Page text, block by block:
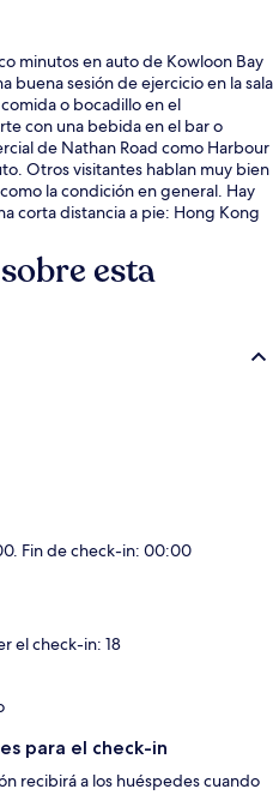
minutos en auto de Kowloon Bay
buena sesión de ejercicio en la sala
o bocadillo en el
con una bebida en el bar o
de Nathan Road como Harbour
Otros visitantes hablan muy bien
la condición en general. Hay
corta distancia a pie: Hong Kong
esta
Fin de check-in: 00:00
el check-in: 18
para el check-in
recibirá a los huéspedes cuando